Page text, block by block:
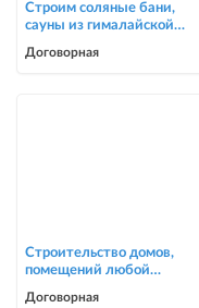
Строим соляные бани,
сауны из гималайской
Договорная
Строительство домов,
помещений любой
Договорная